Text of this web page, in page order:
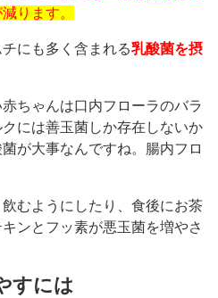
ります。
にも多く含まれる乳酸菌を摂
ちゃんは口内フローラのバラ
には善玉菌しか存在しないか
が大事なんですね。腸内フロ
むようにしたり、食後にお茶
ンとフッ素が悪玉菌を増やさ
すには